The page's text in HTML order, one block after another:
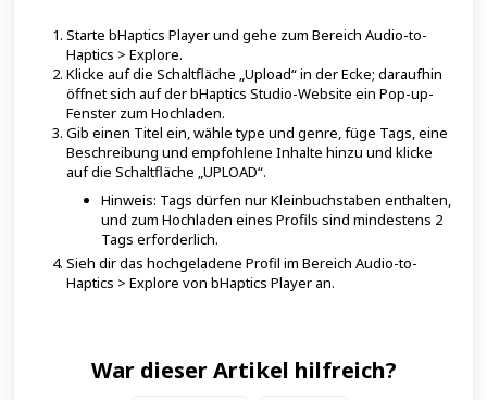
Starte bHaptics Player und gehe zum Bereich Audio-to-
Haptics > Explore.
Klicke auf die Schaltfläche „Upload“ in der Ecke; daraufhin
öffnet sich auf der bHaptics Studio-Website ein Pop-up-
Fenster zum Hochladen.
Gib einen Titel ein, wähle type und genre, füge Tags, eine
Beschreibung und empfohlene Inhalte hinzu und klicke
auf die Schaltfläche „UPLOAD“.
Hinweis: Tags dürfen nur Kleinbuchstaben enthalten,
und zum Hochladen eines Profils sind mindestens 2
Tags erforderlich.
Sieh dir das hochgeladene Profil im Bereich Audio-to-
Haptics > Explore von bHaptics Player an.
War dieser Artikel hilfreich?